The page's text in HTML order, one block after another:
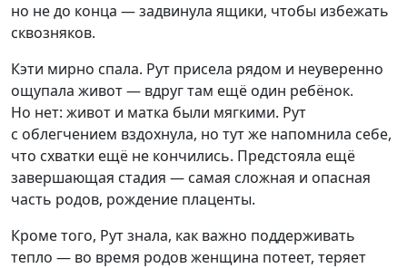
но не до конца — задвинула ящики, чтобы избежать
сквозняков.
Кэти мирно спала. Рут присела рядом и неуверенно
ощупала живот — вдруг там ещё один ребёнок.
Но нет: живот и матка были мягкими. Рут
с облегчением вздохнула, но тут же напомнила себе,
что схватки ещё не кончились. Предстояла ещё
завершающая стадия — самая сложная и опасная
часть родов, рождение плаценты.
Кроме того, Рут знала, как важно поддерживать
тепло — во время родов женщина потеет, теряет